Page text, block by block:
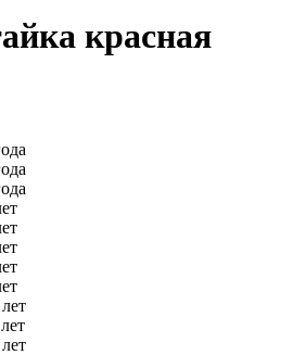
красная